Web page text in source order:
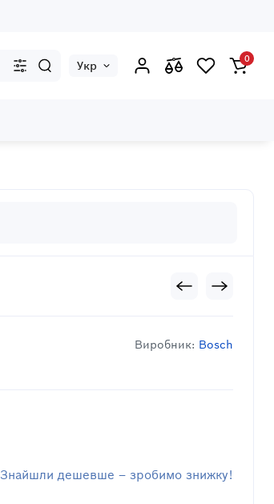
Укр 0
Виробник: Bosch
Знайшли дешевше – зробимо знижку!